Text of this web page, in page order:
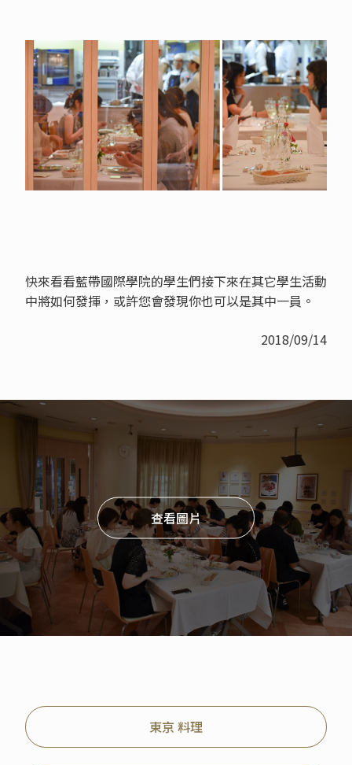
快來看看藍帶國際學院的學生們接下來在其它學生活動
中將如何發揮，或許您會發現你也可以是其中一員。
2018/09/14
查看圖片
東京 料理